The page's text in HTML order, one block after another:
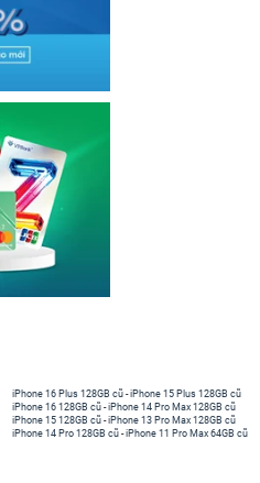
iPhone 16 Plus 128GB cũ -iPhone 15 Plus 128GB cũ
iPhone 16 128GB cũ -iPhone 14 Pro Max 128GB cũ
iPhone 15 128GB cũ -iPhone 13 Pro Max 128GB cũ
iPhone 14 Pro 128GB cũ -iPhone 11 Pro Max 64GB cũ